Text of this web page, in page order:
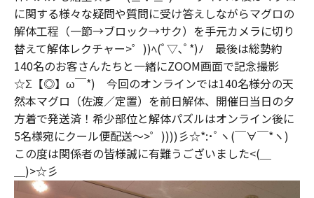
に関する様々な疑問や質問に受け答えしながらマグロの
解体工程（一節→ブロック→サク）を手元カメラに切り
替えて解体レクチャー>゜))ﾍ(ﾟ▽､ﾟ*)ﾉ 最後は総勢約
140名のお客さんたちと一緒にZOOM画面で記念撮影
☆Σ【◎】ω￣*) 今回のオンラインでは140名様分の天
然本マグロ（佐渡／定置）を前日解体、開催日当日の夕
方着で発送済！希少部位と解体パズルはオンライン後に
5名様宛にクール便配送～>゜))))彡☆*:･ﾟヽ(￣∀￣*ヽ)
この度は関係者の皆様誠に有難うございました<(＿
＿)>☆彡